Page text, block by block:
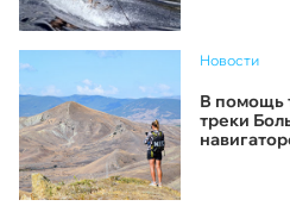
Новости
В помощь
треки